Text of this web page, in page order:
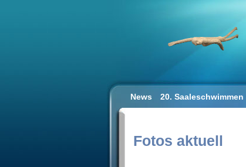
News 20. Saaleschwimmen
Fotos aktuell